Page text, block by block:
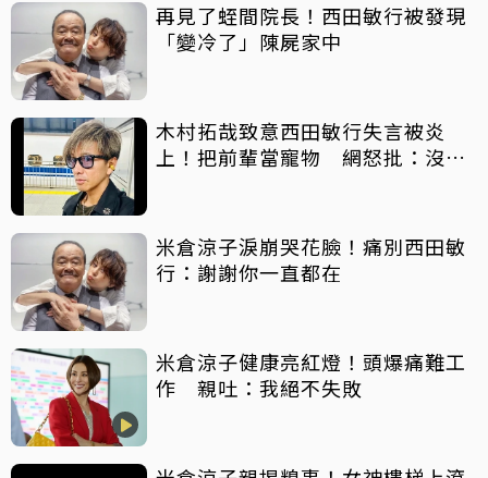
再見了蛭間院長！西田敏行被發現
「變冷了」陳屍家中
木村拓哉致意西田敏行失言被炎
上！把前輩當寵物 網怒批：沒常
米倉涼子淚崩哭花臉！痛別西田敏
行：謝謝你一直都在
米倉涼子健康亮紅燈！頭爆痛難工
作 親吐：我絕不失敗